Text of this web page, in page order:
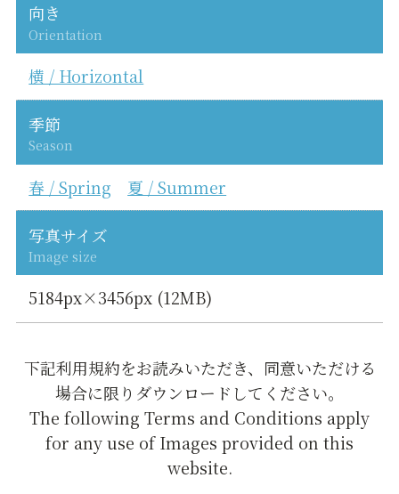
向き
Orientation
横 / Horizontal
季節
Season
春 / Spring 夏 / Summer
写真サイズ
Image size
5184px×3456px (12MB)
下記利用規約をお読みいただき、同意いただける
場合に限りダウンロードしてください。
The following Terms and Conditions apply
for any use of Images provided on this
website.